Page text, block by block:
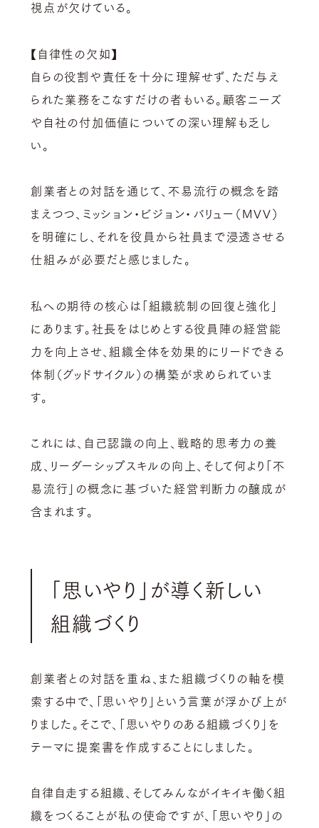
視点が欠けている。
【自律性の欠如】
自らの役割や責任を十分に理解せず、ただ与え
られた業務をこなすだけの者もいる。顧客ニーズ
や自社の付加価値についての深い理解も乏し
い。
創業者との対話を通じて、不易流行の概念を踏
まえつつ、ミッション・ビジョン・バリュー（MVV）
を明確にし、それを役員から社員まで浸透させる
仕組みが必要だと感じました。
私への期待の核心は「組織統制の回復と強化」
にあります。社長をはじめとする役員陣の経営能
力を向上させ、組織全体を効果的にリードできる
体制（グッドサイクル）の構築が求められていま
す。
これには、自己認識の向上、戦略的思考力の養
成、リーダーシップスキルの向上、そして何より「不
易流行」の概念に基づいた経営判断力の醸成が
含まれます。
「思いやり」が導く新しい
組織づくり
創業者との対話を重ね、また組織づくりの軸を模
索する中で、「思いやり」という言葉が浮かび上が
りました。そこで、「思いやりのある組織づくり」を
テーマに提案書を作成することにしました。
自律自走する組織、そしてみんながイキイキ働く組
織をつくることが私の使命ですが、「思いやり」の